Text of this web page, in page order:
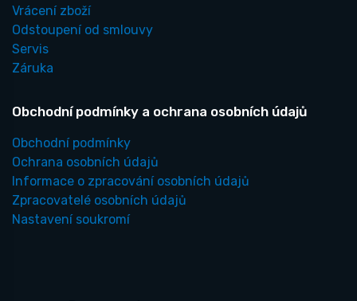
Vrácení zboží
Odstoupení od smlouvy
Servis
Záruka
Obchodní podmínky a ochrana osobních údajů
Obchodní podmínky
Ochrana osobních údajů
Informace o zpracování osobních údajů
Zpracovatelé osobních údajů
Nastavení soukromí